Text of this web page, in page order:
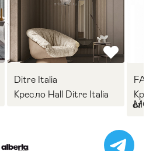
Ditre Italia
Кресло Hall Ditre Italia
от